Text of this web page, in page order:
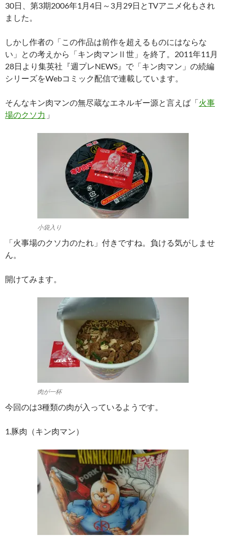
30日、第3期2006年1月4日～3月29日とTVアニメ化もされ
ました。
しかし作者の「この作品は前作を超えるものにはならな
い」との考えから「キン肉マンⅡ世」を終了。2011年11月
28日より集英社『週プレNEWS』で「キン肉マン」の続編
シリーズをWebコミック配信で連載しています。
そんなキン肉マンの無尽蔵なエネルギー源と言えば「火事
場のクソ力 」
小袋入り
「火事場のクソ力のたれ」付きですね。負ける気がしませ
ん。
開けてみます。
肉が一杯
今回のは3種類の肉が入っているようです。
1.豚肉（キン肉マン）